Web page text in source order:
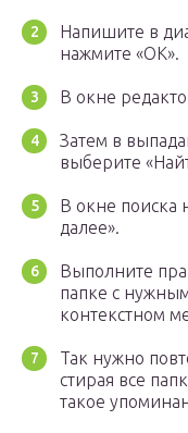
Напишите в
нажмите «OK».
В окне
Затем в
выберите
В окне поиска
далее».
Выполните
папке с
контекстном
Так нужно
стирая все
такое